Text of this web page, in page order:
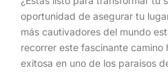
oportunidad de asegurar tu
más cautivadores del mundo
recorrer este fascinante camino
exitosa en uno de los paraísos